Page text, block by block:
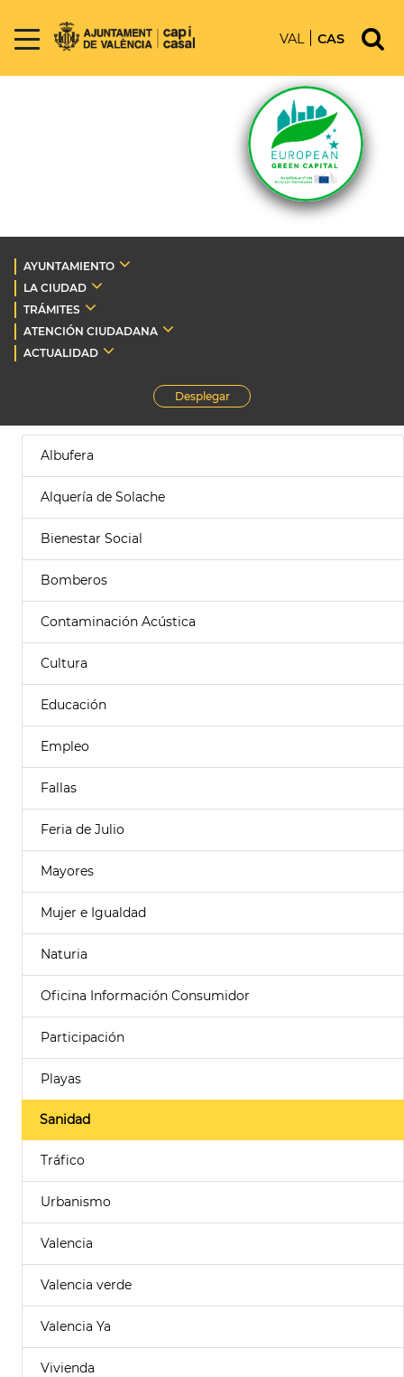
VAL CAS
AYUNTAMIENTO
LA CIUDAD
TRÁMITES
ATENCIÓN CIUDADANA
ACTUALIDAD
Desplegar
Albufera
Alquería de Solache
Bienestar Social
Bomberos
Contaminación Acústica
Cultura
Educación
Empleo
Fallas
Feria de Julio
Mayores
Mujer e Igualdad
Naturia
Oficina Información Consumidor
Participación
Playas
Sanidad
Tráfico
Urbanismo
Valencia
Valencia verde
Valencia Ya
Vivienda